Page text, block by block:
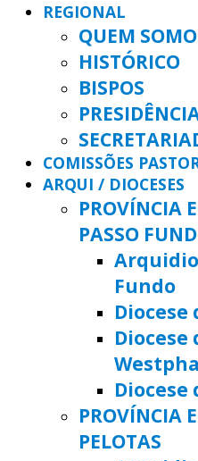
REGIONAL
QUEM
HISTÓRICO
BISPOS
COMISSÕES
ARQUI / DIOCESES
PROVÍNCIA
PASSO
Fundo
Diocese
Diocese
Diocese
PROVÍNCIA
PELOTAS